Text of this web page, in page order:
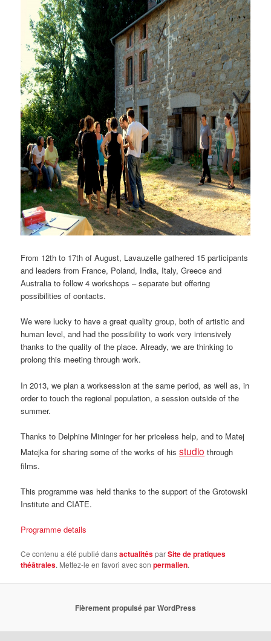
From 12th to 17th of August, Lavauzelle gathered 15 participants
and leaders from France, Poland, India, Italy, Greece and
Australia to follow 4 workshops – separate but offering
possibilities of contacts.
We were lucky to have a great quality group, both of artistic and
human level, and had the possibility to work very intensively
thanks to the quality of the place. Already, we are thinking to
prolong this meeting through work.
In 2013, we plan a worksession at the same period, as well as, in
order to touch the regional population, a session outside of the
summer.
Thanks to Delphine Mininger for her priceless help, and to Matej
Matejka for sharing some of the works of hisstudio through
films.
This programme was held thanks to the support of the Grotowski
Institute and CIATE.
Programme details
Ce contenu a été publié dansactualitésparSite de pratiques
théâtrales. Mettez-le en favori avec sonpermalien.
Fièrement propulsé par WordPress